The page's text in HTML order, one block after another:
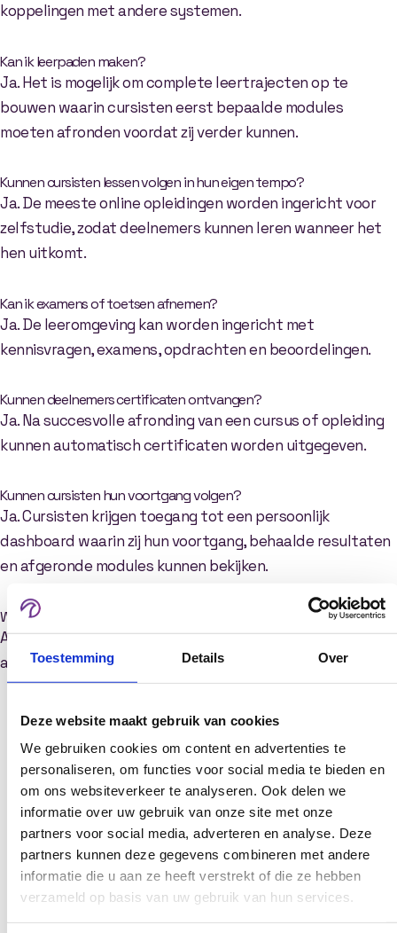
Toestemming Details Over
Deze website maakt gebruik van cookies
We gebruiken cookies om content en advertenties te
personaliseren, om functies voor social media te bieden en
om ons websiteverkeer te analyseren. Ook delen we
informatie over uw gebruik van onze site met onze
partners voor social media, adverteren en analyse. Deze
partners kunnen deze gegevens combineren met andere
informatie die u aan ze heeft verstrekt of die ze hebben
verzameld op basis van uw gebruik van hun services.
koppelingen met andere systemen.
Kan ik leerpaden maken?
Ja. Het is mogelijk om complete leertrajecten op te
bouwen waarin cursisten eerst bepaalde modules
moeten afronden voordat zij verder kunnen.
Kunnen cursisten lessen volgen in hun eigen tempo?
Ja. De meeste online opleidingen worden ingericht voor
zelfstudie, zodat deelnemers kunnen leren wanneer het
hen uitkomt.
Kan ik examens of toetsen afnemen?
Ja. De leeromgeving kan worden ingericht met
kennisvragen, examens, opdrachten en beoordelingen.
Kunnen deelnemers certificaten ontvangen?
Ja. Na succesvolle afronding van een cursus of opleiding
kunnen automatisch certificaten worden uitgegeven.
Kunnen cursisten hun voortgang volgen?
Ja. Cursisten krijgen toegang tot een persoonlijk
dashboard waarin zij hun voortgang, behaalde resultaten
en afgeronde modules kunnen bekijken.
Welke functionaliteiten kan een online leeromgeving bevatten?
Afhankelijk van jouw wensen kan een leeromgeving onder
andere bestaan uit:
Video-trainingen
Quizzen en toetsen
Certificaten
Opdrachten
Gebruikersdashboards
Voortgangsrapportages
PE-puntenregistratie
Webinars